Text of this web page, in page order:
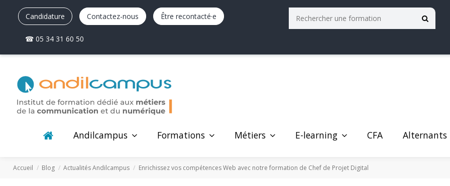
Candidature Contactez-nous Être recontacté·e
☎ 05 34 31 60 50
Andilcampus Formations Métiers E-learning CFA Alternants
Accueil Blog Actualités Andilcampus Enrichissez vos compétences Web avec notre formation de Chef de Projet Digital